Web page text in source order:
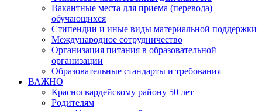
Вакантные места для приема (перевода)
обучающихся
Стипендии и иные виды материальной поддержки
Международное сотрудничество
Организация питания в образовательной
организации
Образовательные стандарты и требования
ВАЖНО
Красногвардейскому району 50 лет
Родителям